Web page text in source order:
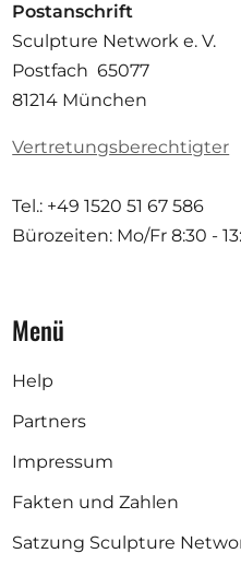
Postanschrift
Sculpture Network e. V.
Postfach 65077
81214 München
Vertretungsberechtigter
Tel.: +49 1520 51 67 586
Bürozeiten: Mo/Fr 8:30 -
Menü
Help
Partners
Impressum
Fakten und Zahlen
Satzung Sculpture